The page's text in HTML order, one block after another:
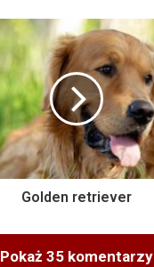
Golden retriever
Pokaż 35 komentarzy